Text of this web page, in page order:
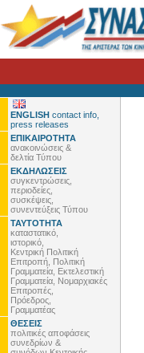
ENGLISH contact info,
press releases
ΕΠΙΚΑΙΡΟΤΗΤΑ
ανακοινώσεις &
δελτία Τύπου
ΕΚΔΗΛΩΣΕΙΣ
συγκεντρώσεις,
περιοδείες,
συσκέψεις,
συνεντεύξεις Τύπου
ΤΑΥΤΟΤΗΤΑ
καταστατικό,
ιστορικό,
Κεντρική Πολιτική
Επιτροπή, Πολιτική
Γραμματεία, Εκτελεστική
Γραμματεία, Νομαρχιακές
Επιτροπές,
Πρόεδρος,
Γραμματέας
ΘΕΣΕΙΣ
πολιτικές αποφάσεις
συνεδρίων &